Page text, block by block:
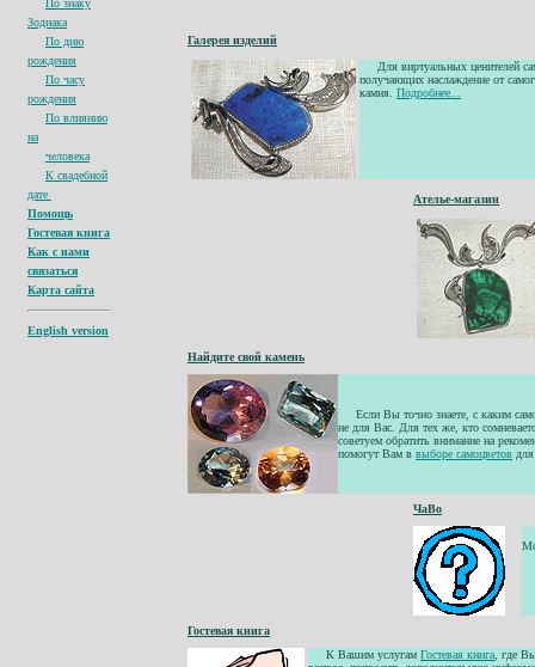
По знаку
Зодиака
По дню
рождения
По часу
рождения
По влиянию
на
человека
К свадебной
дате
Помощь
Гостевая книга
Как с нами
связаться
Карта сайта
English version
Галерея изделий
Для виртуальных ценителей
получающих наслаждение от
камня. Подробнее...
Ателье-магазин
Найдите свой камень
Если Вы точно знаете, с каким
не для Вас. Для тех же, кто
советуем обратить внимание на
помогут Вам в выборе самоцветов
ЧаВо
Гостевая книга
К Вашим услугам Гостевая книга , где